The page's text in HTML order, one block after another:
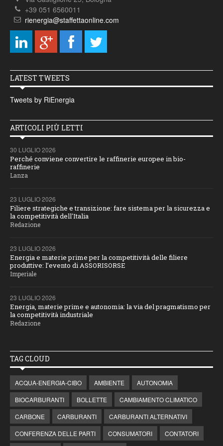
+39 051 6560011
rienergia@staffettaonline.com
LATEST TWEETS
Tweets by RiEnergia
ARTICOLI PIÙ LETTI
30 LUGLIO 2026
Perché conviene convertire le raffinerie europee in bio-
raffinerie
Lanza
23 LUGLIO 2026
Filiere strategiche e transizione: fare sistema per la sicurezza e
la competitività dell'Italia
Redazione
23 LUGLIO 2026
Energia e materie prime per la competitività delle filiere
produttive: l’evento di ASSORISORSE
Imperiale
23 LUGLIO 2026
Energia, materie prime e autonomia: la via del pragmatismo per
la competitività industriale
Redazione
TAG CLOUD
ACQUA-ENERGIA-CIBO AMBIENTE
AUTONOMIA
BIOCARBURANTI
BOLLETTE
CAMBIAMENTO CLIMATICO
CARBONE
CARBURANTI
CARBURANTI ALTERNATIVI
CONFERENZA DELLE PARTI
CONSUMATORI CONTATORI